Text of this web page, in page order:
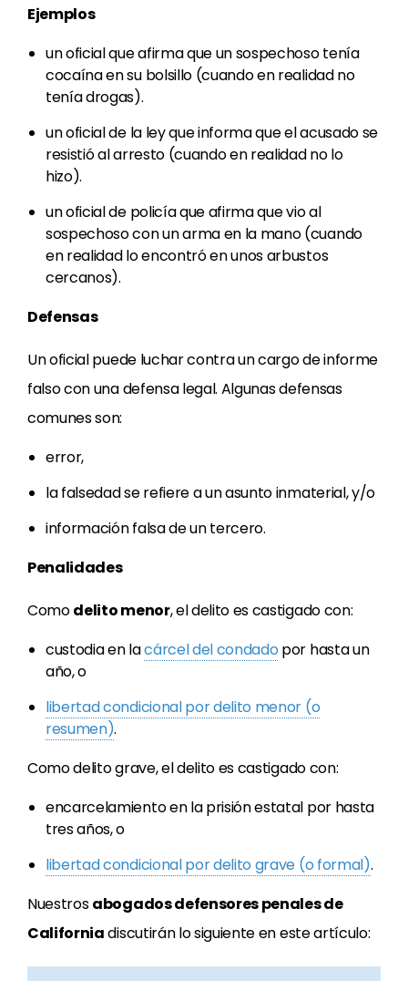
Ejemplos
un oficial que afirma que un sospechoso tenía
cocaína en su bolsillo (cuando en realidad no
tenía drogas).
un oficial de la ley que informa que el acusado se
resistió al arresto (cuando en realidad no lo
hizo).
un oficial de policía que afirma que vio al
sospechoso con un arma en la mano (cuando
en realidad lo encontró en unos arbustos
cercanos).
Defensas
Un oficial puede luchar contra un cargo de informe
falso con una defensa legal. Algunas defensas
comunes son:
error,
la falsedad se refiere a un asunto inmaterial, y/o
información falsa de un tercero.
Penalidades
Comodelito menor, el delito es castigado con:
custodia en lacárcel del condado por hasta un
año, o
libertad condicional por delito menor (o
resumen).
Como delito grave, el delito es castigado con:
encarcelamiento en la prisión estatal por hasta
tres años, o
libertad condicional por delito grave (o formal).
Nuestrosabogados defensores penales de
Californiadiscutirán lo siguiente en este artículo: